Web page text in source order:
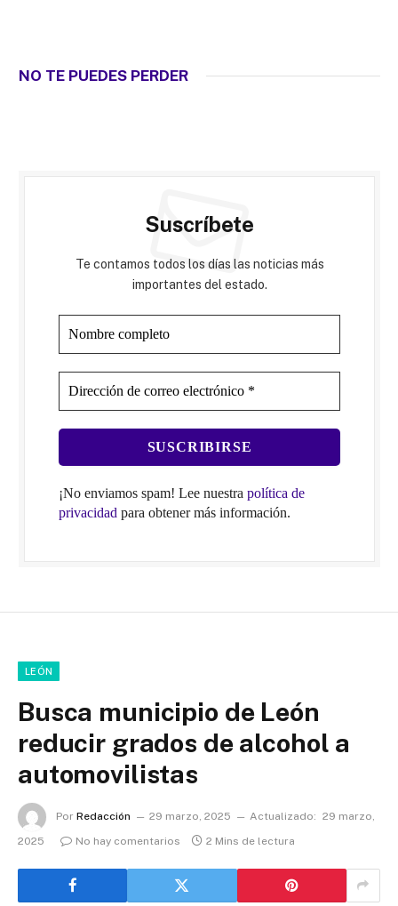
NO TE PUEDES PERDER
Suscríbete
Te contamos todos los días las noticias más
importantes del estado.
¡No enviamos spam! Lee nuestra política de
privacidad para obtener más información.
LEÓN
Busca municipio de León
reducir grados de alcohol a
automovilistas
Por Redacción 29 marzo, 2025 Actualizado: 29 marzo,
2025
No hay comentarios 2 Mins de lectura